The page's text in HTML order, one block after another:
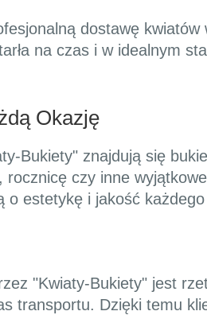
dostawę
na czas i w idealnym
Okazję
Bukiety" znajdują się
czy inne
o estetykę i jakość
"Kwiaty-Bukiety" jest
transportu. Dzięki temu